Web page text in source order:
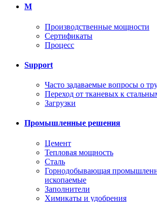
M
Производственные мощности
Сертификаты
Процесс
Support
Часто задаваемые вопросы о
Переход от тканевых к
Загрузки
Промышленные решения
Цемент
Тепловая мощность
Сталь
Горнодобывающая
ископаемые
Заполнители
Химикаты и удобрения